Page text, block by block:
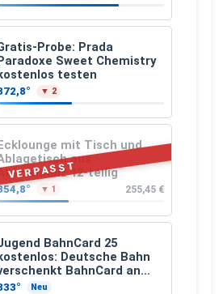
Probe: Prada
Sweet Chemistry
testen
▼ 2
VERPASST
mit Tisch und
aus
12-teilig
▼ 1 255,45 €
BahnCard 25
Deutsche Bahn
BahnCard an
und Jugendliche
Neu